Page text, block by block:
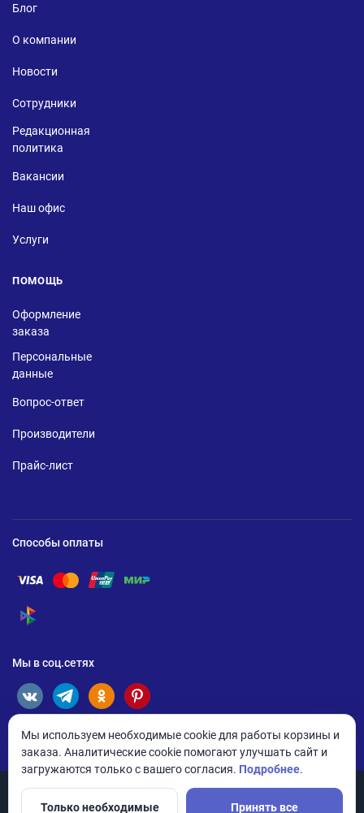
Блог
О компании
Новости
Сотрудники
Редакционная
политика
Вакансии
Наш офис
Услуги
ПОМОЩЬ
Оформление
заказа
Персональные
данные
Вопрос-ответ
Производители
Прайс-лист
Способы оплаты
Помощь по оплате Visa
Помощь по оплате Mastercard
Помощь по оплате UnionPay
Помощь по оплате Мир
Помощь по оплате СБП
Мы в соц.сетях
© 2026 ANDPRO / ООО «АНД-Системс»
Мы используем необходимые cookie для работы корзины и
заказа. Аналитические cookie помогают улучшать сайт и
загружаются только с вашего согласия. Подробнее.
Только необходимые Принять все